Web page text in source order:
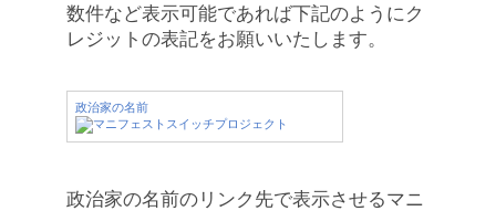
数件など表示可能であれば下記のようにク
レジットの表記をお願いいたします。
政治家の名前
政治家の名前のリンク先で表示させるマニ